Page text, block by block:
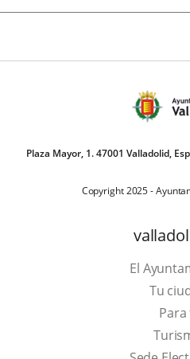
Plaza Mayor, 1. 47001 Valladolid,
Copyright 2025 -
El
Tu
Para